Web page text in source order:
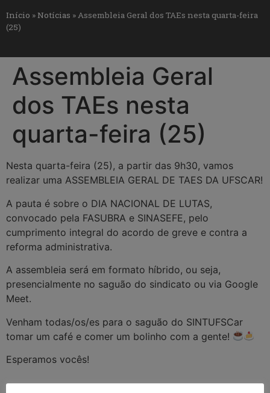
Início »Notícias »Assembleia Geral dos TAEs nesta quarta-feira
(25)
Assembleia Geral
dos TAEs nesta
quarta-feira (25)
Nesta quarta-feira (25), a partir das 9h30, vamos
realizar uma ASSEMBLEIA GERAL DE TAES DA UFSCAR!
A pauta é sobre o DIA NACIONAL DE LUTAS,
convocado pela FASUBRA e SINASEFE, pelo
cumprimento integral do acordo de greve e contra a
reforma administrativa.
A assembleia será em formato híbrido, ou seja,
presencialmente no saguão do sindicato ou via Google
Meet.
Venham todas/os/es para o saguão do SINTUFSCar
tomar um café e comer um bolinho com a gente!
Esperamos vocês!